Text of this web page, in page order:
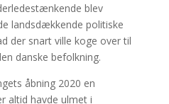
blev
landsdækkende politiske
der snart ville koge over til
danske befolkning.
åbning 2020 en
altid havde ulmet i